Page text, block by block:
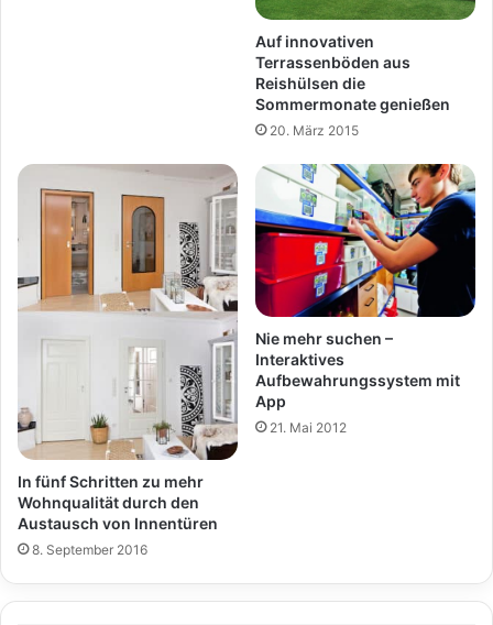
Auf innovativen
Terrassenböden aus
Reishülsen die
Sommermonate genießen
20. März 2015
In fünf Schritten zu mehr
Wohnqualität durch den
Austausch von Innentüren
8. September 2016
Nie mehr suchen –
Interaktives
Aufbewahrungssystem mit
App
21. Mai 2012